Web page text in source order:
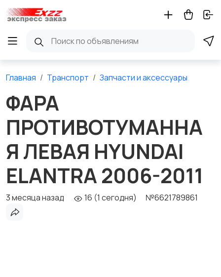
Главная Транспорт Запчасти и аксессуары
ФАРА
ПРОТИВОТУМАННА
Я ЛЕВАЯ HYUNDAI
ELANTRA 2006-2011
3 месяца назад 16 (1 сегодня) №6621789861